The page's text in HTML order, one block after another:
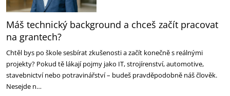
Máš technický background a chceš začít pracovat
na grantech?
Chtěl bys po škole sesbírat zkušenosti a začít konečně s reálnými
projekty? Pokud tě lákají pojmy jako IT, strojírenství, automotive,
stavebnictví nebo potravinářství – budeš pravděpodobně náš člověk.
Nesejde n…